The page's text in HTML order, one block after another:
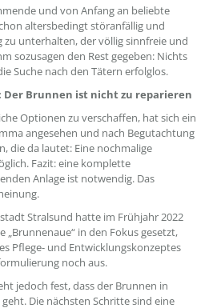
und von Anfang an beliebte
altersbedingt störanfällig und
zu unterhalten, der völlig sinnfreie und
sozusagen den Rest gegeben: Nichts
Suche nach den Tätern erfolglos.
Der Brunnen ist nicht zu reparieren
Optionen zu verschaffen, hat sich ein
angesehen und nach Begutachtung
die da lautet: Eine nochmalige
Fazit: eine komplette
Anlage ist notwendig. Das
Stralsund hatte im Frühjahr 2022
„Brunnenaue“ in den Fokus gesetzt,
Pflege- und Entwicklungskonzeptes
noch aus.
jedoch fest, dass der Brunnen in
Die nächsten Schritte sind eine